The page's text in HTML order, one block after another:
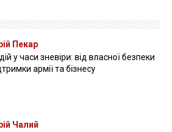
Пекар
у часи зневіри: від власної безпеки
армії та бізнесу
Чалий